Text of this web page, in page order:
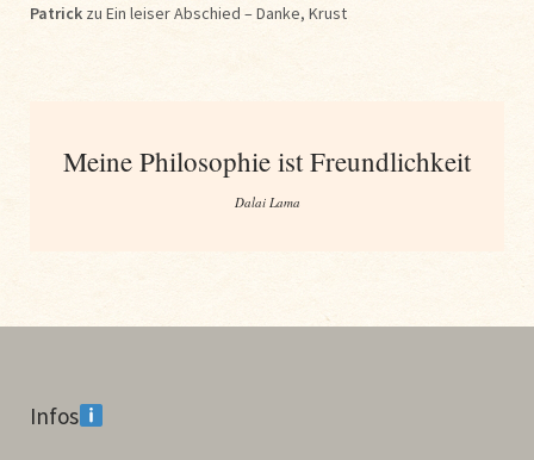
Patrick zu Ein leiser Abschied – Danke, Krust
Meine Philosophie ist Freundlichkeit
Dalai Lama
Infos